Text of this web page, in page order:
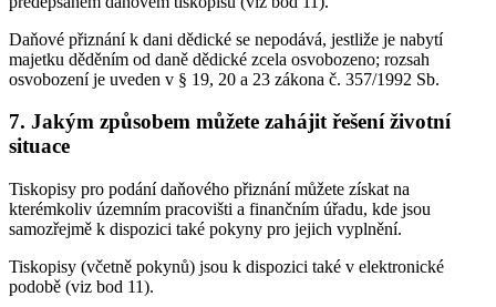
Daňové přiznání k dani dědické se nepodává, jestliže je nabytí
majetku děděním od daně dědické zcela osvobozeno; rozsah
osvobození je uveden v § 19, 20 a 23 zákona č. 357/1992 Sb.
7. Jakým způsobem můžete zahájit řešení životní
situace
Tiskopisy pro podání daňového přiznání můžete získat na
kterémkoliv územním pracovišti a finančním úřadu, kde jsou
samozřejmě k dispozici také pokyny pro jejich vyplnění.
Tiskopisy (včetně pokynů) jsou k dispozici také v elektronické
podobě (viz bod 11).